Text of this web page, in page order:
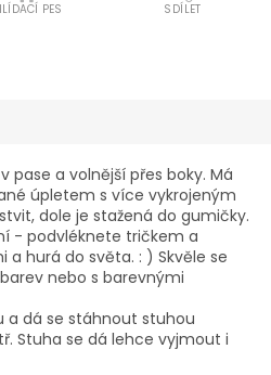
PES SDÍLET
pase a volnější přes boky. Má
úpletem s více vykrojeným
dole je stažená do gumičky.
- podvléknete tričkem a
hurá do světa. : ) Skvěle se
nebo s barevnými
a dá se stáhnout stuhou
Stuha se dá lehce vyjmout i